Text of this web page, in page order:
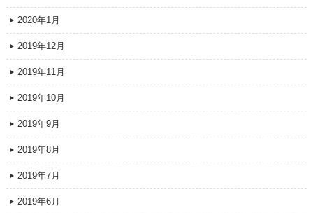
2020年1月
2019年12月
2019年11月
2019年10月
2019年9月
2019年8月
2019年7月
2019年6月